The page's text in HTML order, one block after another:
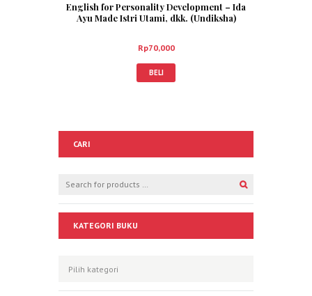
English for Personality Development – Ida
Ayu Made Istri Utami, dkk. (Undiksha)
Rp70,000
BELI
CARI
KATEGORI BUKU